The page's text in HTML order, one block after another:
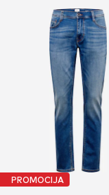
PROMOCIJA